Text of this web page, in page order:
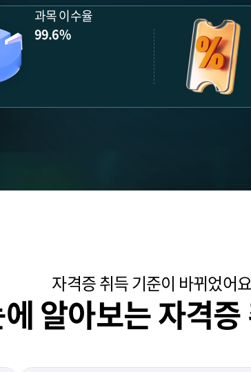
과목 이수율
99.6%
자격증 취득 기준이 바뀌었어
알아보는 자격